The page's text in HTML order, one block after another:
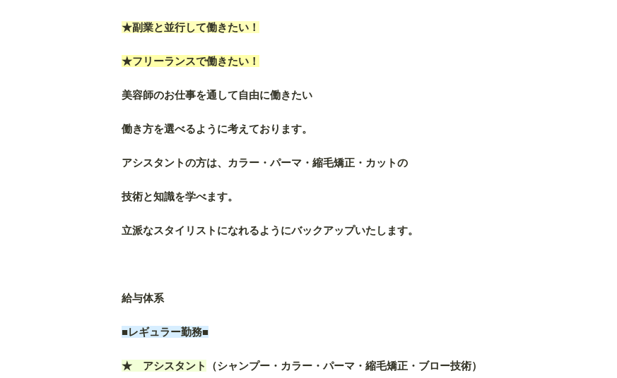
★副業と並行して働きたい！
★フリーランスで働きたい！
美容師のお仕事を通して自由に働きたい
働き方を選べるように考えております。
アシスタントの方は、カラー・パーマ・縮毛矯正・カットの
技術と知識を学べます。
立派なスタイリストになれるようにバックアップいたします。
給与体系
■レギュラー勤務■
★ アシスタント （シャンプー・カラー・パーマ・縮毛矯正・ブロー技術）